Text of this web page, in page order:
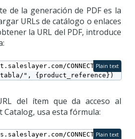
de la generación de PDF es la
URLs de catálogo o enlaces
la URL del PDF, introduce
CONNECTOR_CO
", {product_reference})
Plain text
del ítem que da acceso al
usa esta fórmula:
CONNECTOR_CO
Plain text